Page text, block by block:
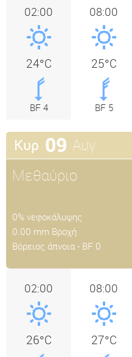
02:00
24°C
BF 4
08:00
25°C
BF 5
Κυρ 09 Αυγ
Μεθαύριο
0% νεφοκάλυψης
0.00 mm Βροχή
Βόρειος άπνοια - BF 0
02:00
26°C
08:00
27°C